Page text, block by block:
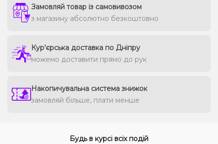
Замовляй товар із самовивозом
з магазину абсолютно безкоштовно
Кур'єрська доставка по Дніпру
можемо доставити прямо до рук
Накопичувальна система знижок
замовляй більше, плати менше
Будь в курсі всіх подій